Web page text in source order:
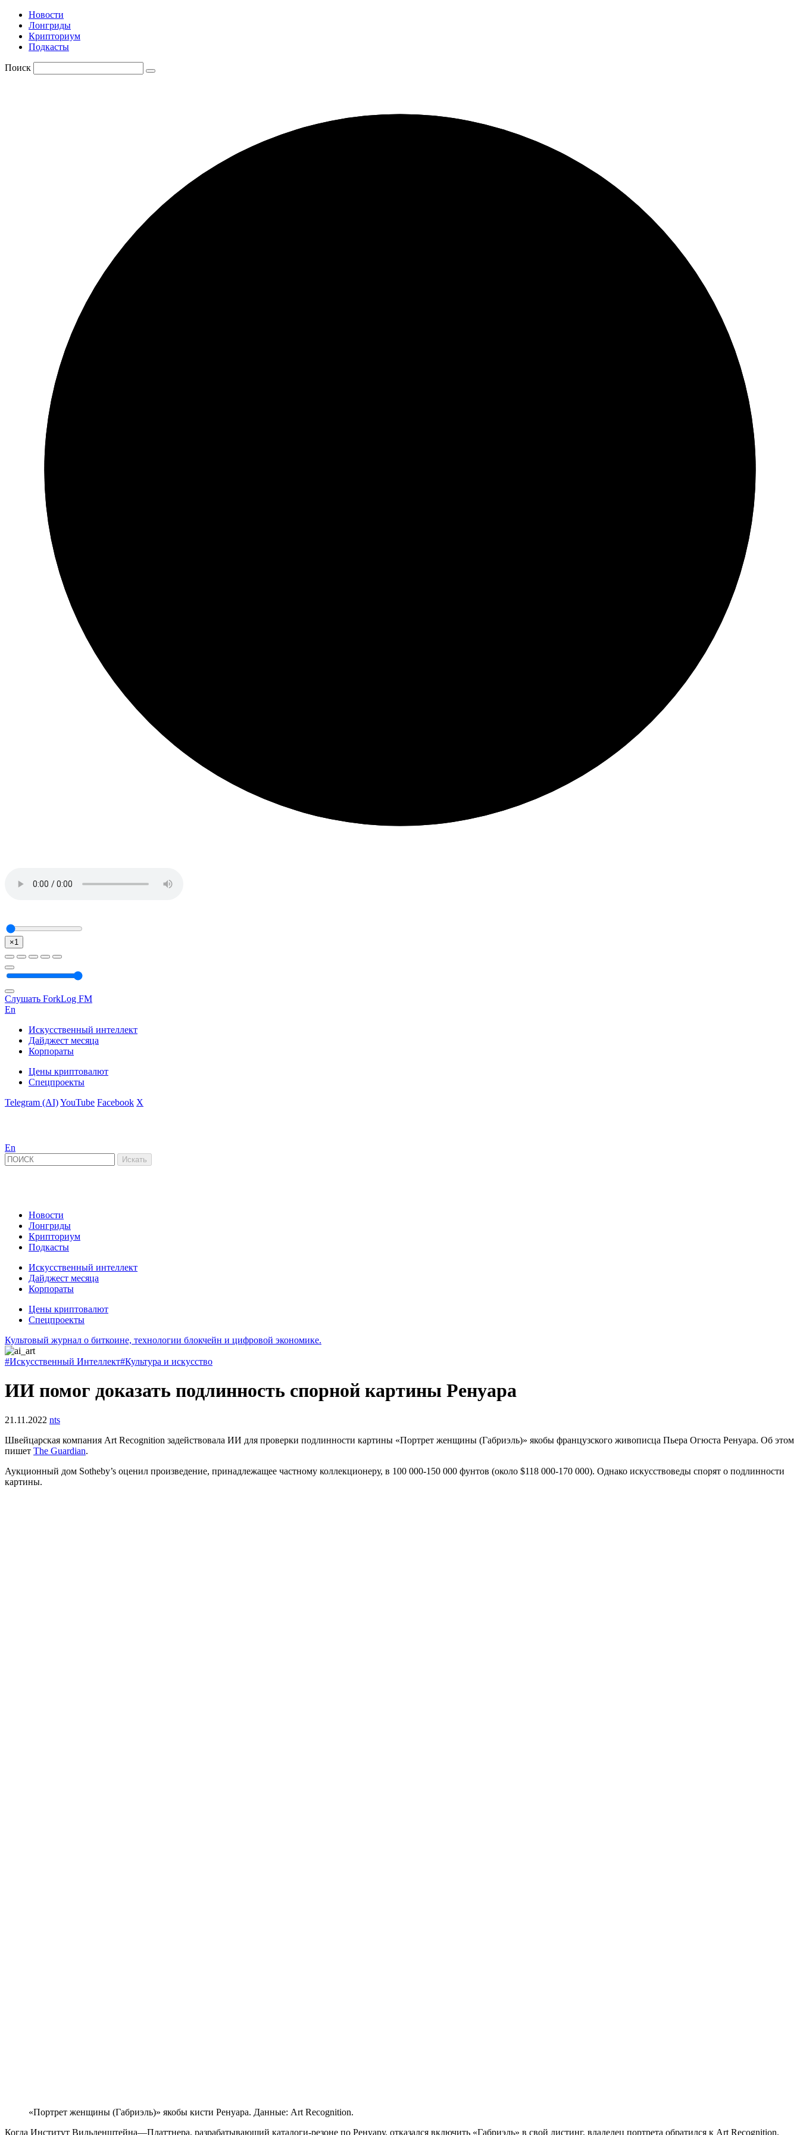
Новости
Лонгриды
Крипториум
Подкасты
Поиск
×1
Слушать ForkLog FM
En
Искусственный интеллект
Дайджест месяца
Корпораты
Цены криптовалют
Спецпроекты
Telegram (AI)YouTube Facebook X
En
Новости
Лонгриды
Крипториум
Подкасты
Искусственный интеллект
Дайджест месяца
Корпораты
Цены криптовалют
Спецпроекты
Культовый журнал о биткоине, технологии блокчейн и цифровой экономике.
#Искусственный Интеллект#Культура и искусство
ИИ помог доказать подлинность спорной картины Ренуара
21.11.2022 nts
Швейцарская компания Art Recognition задействовала ИИ для проверки подлинности картины «Портрет женщины (Габриэль)» якобы французского живописца Пьера Огюста Ренуара. Об этом
пишет The Guardian.
Аукционный дом Sotheby’s оценил произведение, принадлежащее частному коллекционеру, в 100 000-150 000 фунтов (около $118 000-170 000). Однако искусствоведы спорят о подлинности
картины.
«Портрет женщины (Габриэль)» якобы кисти Ренуара. Данные: Art Recognition.
Когда Институт Вильденштейна—Платт­нера, разрабатывающий каталоги-резоне по Ренуару, отказался включить «Габриэль» в свой листинг, владелец портрета обратился к Art Recognition.